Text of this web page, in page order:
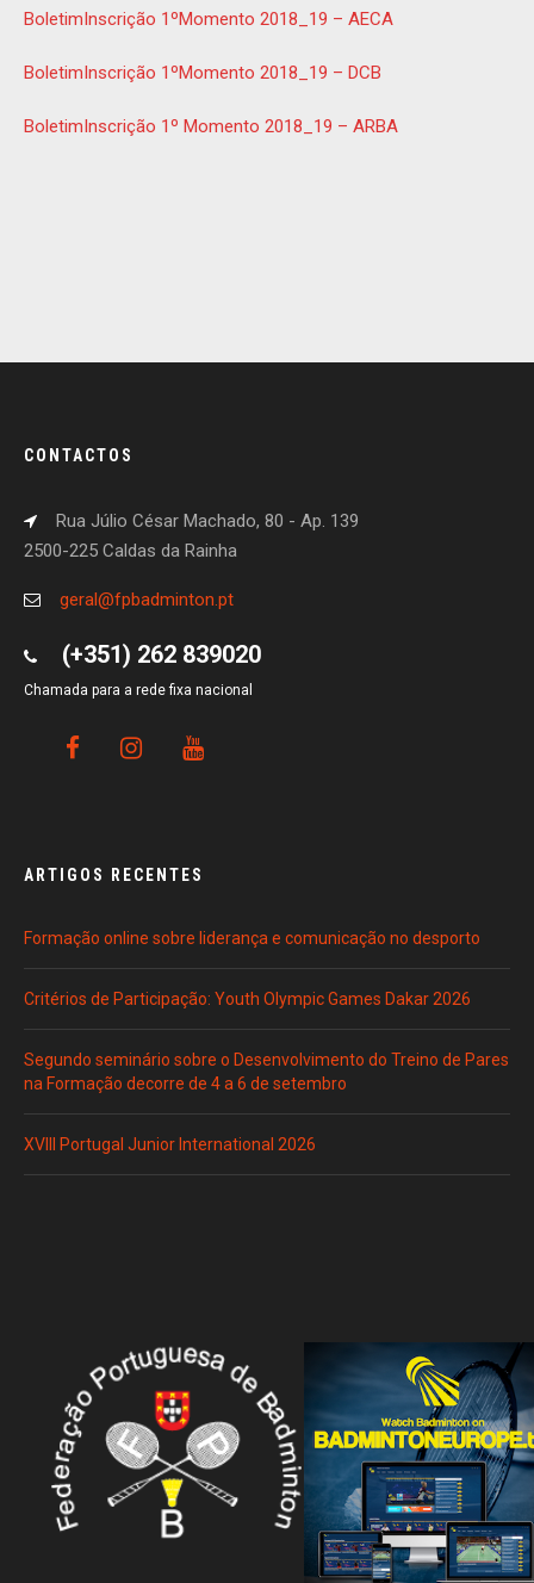
BoletimInscrição 1ºMomento 2018_19 – AECA
BoletimInscrição 1ºMomento 2018_19 – DCB
BoletimInscrição 1º Momento 2018_19 – ARBA
CONTACTOS
Rua Júlio César Machado, 80 - Ap. 139
2500-225 Caldas da Rainha
geral@fpbadminton.pt
(+351) 262 839020
Chamada para a rede fixa nacional
ARTIGOS RECENTES
Formação online sobre liderança e comunicação no desporto
Critérios de Participação: Youth Olympic Games Dakar 2026
Segundo seminário sobre o Desenvolvimento do Treino de Pares
na Formação decorre de 4 a 6 de setembro
XVIII Portugal Junior International 2026